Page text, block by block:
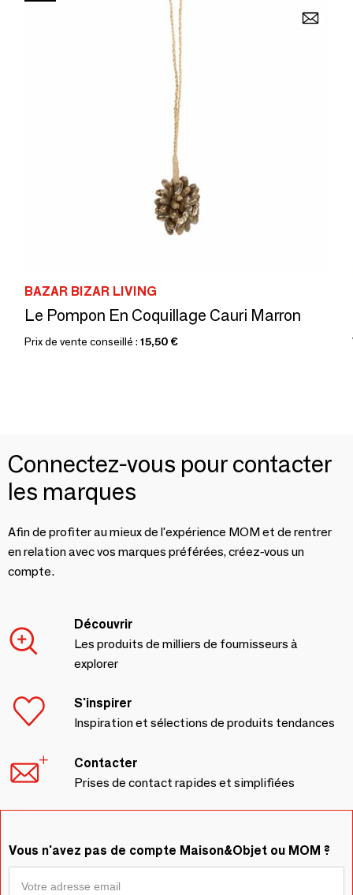
BAZAR BIZAR LIVING
Le Pompon En Coquillage Cauri Marron
Prix de vente conseillé : 15,50 €
Connectez-vous pour contacter
les marques
Afin de profiter au mieux de l'expérience MOM et de rentrer
en relation avec vos marques préférées, créez-vous un
compte.
Découvrir
Les produits de milliers de fournisseurs à
explorer
S'inspirer
Inspiration et sélections de produits tendances
Contacter
Prises de contact rapides et simplifiées
Vous n'avez pas de compte Maison&Objet ou MOM ?